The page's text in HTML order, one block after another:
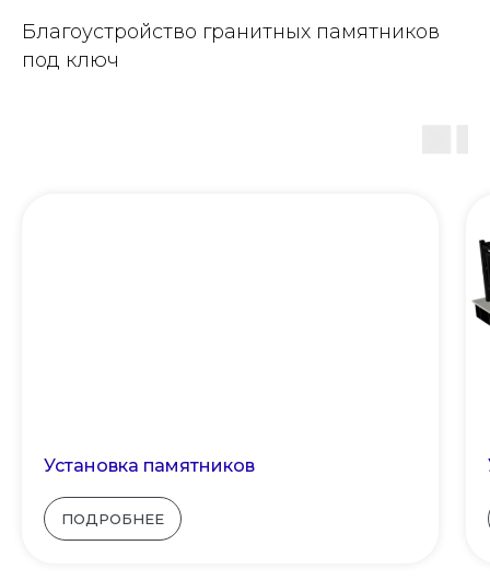
Благоустройство гранитных памятников
под ключ
Установка памятников
ПОДРОБНЕЕ